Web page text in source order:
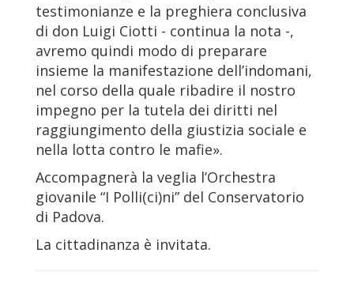
testimonianze e la preghiera conclusiva
di don Luigi Ciotti - continua la nota -,
avremo quindi modo di preparare
insieme la manifestazione dell’indomani,
nel corso della quale ribadire il nostro
impegno per la tutela dei diritti nel
raggiungimento della giustizia sociale e
nella lotta contro le mafie».
Accompagnerà la veglia l’Orchestra
giovanile “I Polli(ci)ni” del Conservatorio
di Padova.
La cittadinanza è invitata.